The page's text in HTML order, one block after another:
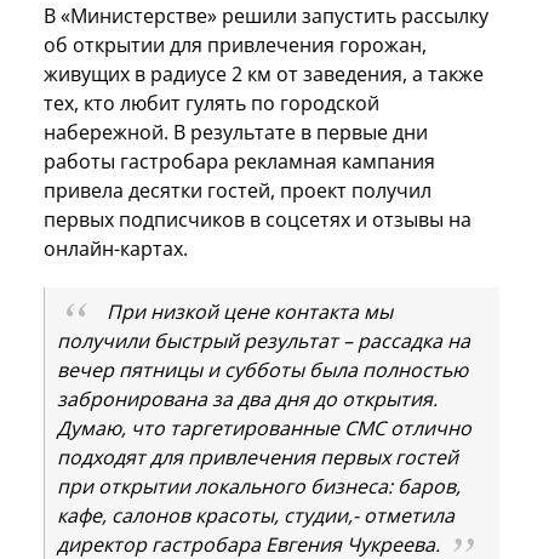
В «Министерстве» решили запустить рассылку
об открытии для привлечения горожан,
живущих в радиусе 2 км от заведения, а также
тех, кто любит гулять по городской
набережной. В результате в первые дни
работы гастробара рекламная кампания
привела десятки гостей, проект получил
первых подписчиков в соцсетях и отзывы на
онлайн-картах.
При низкой цене контакта мы
получили быстрый результат – рассадка на
вечер пятницы и субботы была полностью
забронирована за два дня до открытия.
Думаю, что таргетированные СМС отлично
подходят для привлечения первых гостей
при открытии локального бизнеса: баров,
кафе, салонов красоты, студии,- отметила
директор гастробара Евгения Чукреева.